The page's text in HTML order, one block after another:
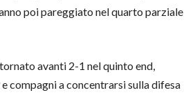
poi pareggiato nel quarto parziale
avanti 2-1 nel quinto end,
e compagni a concentrarsi sulla difesa